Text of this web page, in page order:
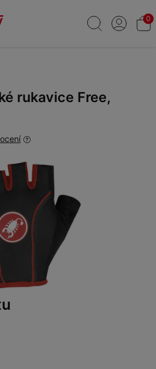
0
rukavice Free,